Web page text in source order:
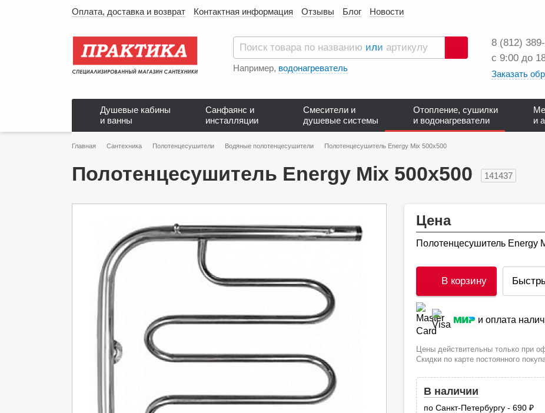
Оплата, доставка и возврат Контактная информация Отзывы Блог Новости
Поиск
Например, водонагреватель
8 (812)
с 9:00 до
Заказать
Душевые кабины
и ванны
Санфаянс и
инсталляции
Смесители и
душевые системы
Отопление, сушилки
и водонагреватели
и
Главная Сантехника Полотенцесушители Водяные полотенцесушители Полотенцесушитель Energy Mix 500х500
Полотенцесушитель Energy Mix 500х500 141437
Цена
Полотенцесушитель Energy
В корзину
и оплата
Цены действительны только при
Скидки по карте постоянного
В наличии
по Санкт-Петербургу - 690